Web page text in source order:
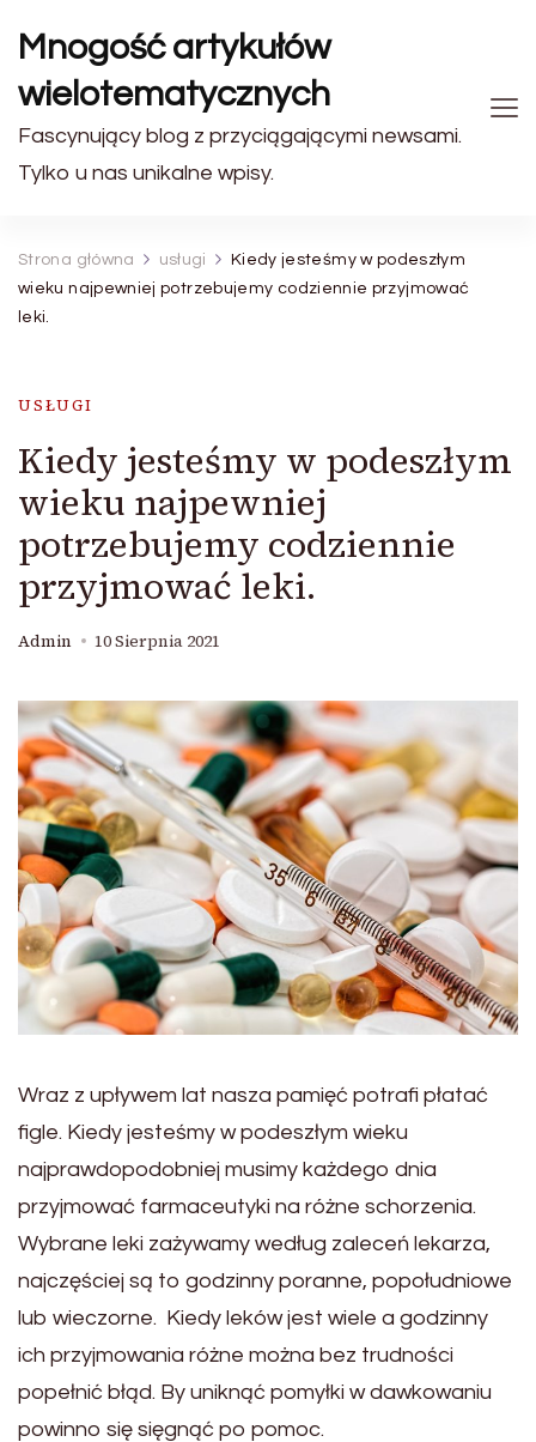
Mnogość artykułów
wielotematycznych
Fascynujący blog z przyciągającymi newsami.
Tylko u nas unikalne wpisy.
Strona główna usługi
Kiedy jesteśmy w podeszłym
wieku najpewniej potrzebujemy codziennie przyjmować
leki.
USŁUGI
Kiedy jesteśmy w podeszłym
wieku najpewniej
potrzebujemy codziennie
przyjmować leki.
Admin 10 Sierpnia 2021
Wraz z upływem lat nasza pamięć potrafi płatać
figle. Kiedy jesteśmy w podeszłym wieku
najprawdopodobniej musimy każdego dnia
przyjmować farmaceutyki na różne schorzenia.
Wybrane leki zażywamy według zaleceń lekarza,
najczęściej są to godzinny poranne, popołudniowe
lub wieczorne. Kiedy leków jest wiele a godzinny
ich przyjmowania różne można bez trudności
popełnić błąd. By uniknąć pomyłki w dawkowaniu
powinno się sięgnąć po pomoc.